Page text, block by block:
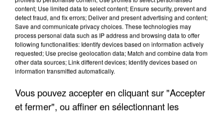
content; Use limited data to select content; Ensure security, prevent and
detect fraud, and fix errors; Deliver and present advertising and content;
Save and communicate privacy choices. These technologies may
process personal data such as IP address and browsing data to offer
following functionalities: Identify devices based on information actively
requested; Use precise geolocation data; Match and combine data from
other data sources; Link different devices; Identify devices based on
information transmitted automatically.
Vous pouvez accepter en cliquant sur "Accepter
et fermer", ou affiner en sélectionnant les